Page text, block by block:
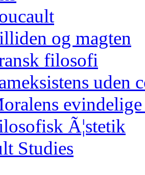
og magten
filosofi
uden
Ã¦stetik
Studies